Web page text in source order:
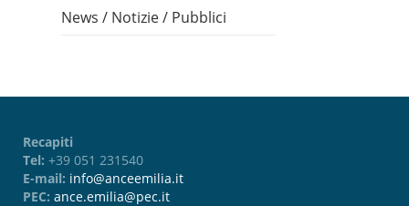
News / Notizie/ Pubblici
Recapiti
Tel: +39 051 231540
E-mail: info@anceemilia.it
PEC: ance.emilia@pec.it